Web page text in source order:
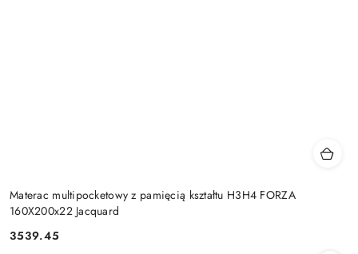
Materac multipocketowy z pamięcią kształtu H3H4 FORZA
160X200x22 Jacquard
Cena:
3539.45